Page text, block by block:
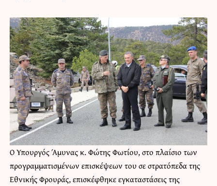
Ο Υπουργός Άμυνας κ. Φώτης Φωτίου, στο πλαίσιο των
προγραμματισμένων επισκέψεων του σε στρατόπεδα της
Εθνικής Φρουράς, επισκέφθηκε εγκαταστάσεις της